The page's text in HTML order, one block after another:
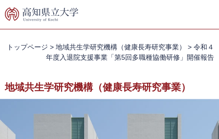
ー
ニ
て
本
へ
トップページ > 地域共生学研究機構（健康長寿研究事業） > 令和４
年度入退院支援事業「第5回多職種協働研修」開催報告
地域共生学研究機構（健康長寿研究事業）